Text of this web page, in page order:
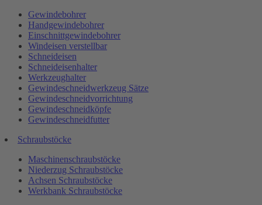
Gewindebohrer
Handgewindebohrer
Einschnittgewindebohrer
Windeisen verstellbar
Schneideisen
Schneideisenhalter
Werkzeughalter
Gewindeschneidwerkzeug Sätze
Gewindeschneidvorrichtung
Gewindeschneidköpfe
Gewindeschneidfutter
Schraubstöcke
Maschinenschraubstöcke
Niederzug Schraubstöcke
Achsen Schraubstöcke
Werkbank Schraubstöcke